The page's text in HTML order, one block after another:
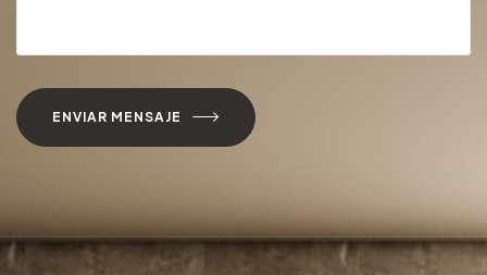
ENVIAR MENSAJE